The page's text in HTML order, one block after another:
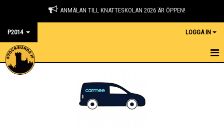
ANMÄLAN TILL KNATTESKOLAN 2026 ÄR ÖPPEN!
P2014 LOGGA IN
HEM